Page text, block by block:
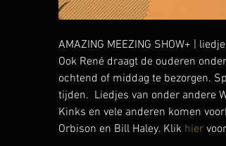
AMAZING MEEZING SHOW+ |
Ook René draagt de ouderen
ochtend of middag te bezorgen.
tijden.  Liedjes van onder andere
Kinks en vele anderen komen
Orbison en Bill Haley. Klik hier